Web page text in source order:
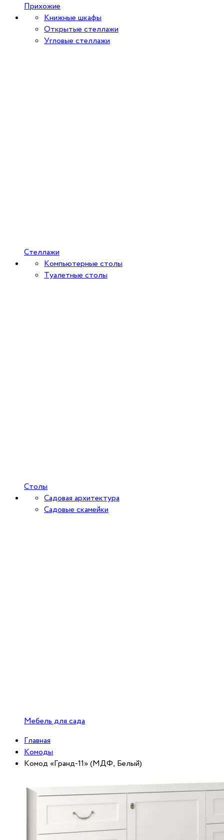
Прихожие
Книжные шкафы
Открытые стеллажи
Угловые стеллажи
Стеллажи
Компьютерные столы
Туалетные столы
Столы
Садовая архитектура
Садовые скамейки
Мебель для сада
Главная
Комоды
Комод «Гранд-11» (МДФ, Белый)